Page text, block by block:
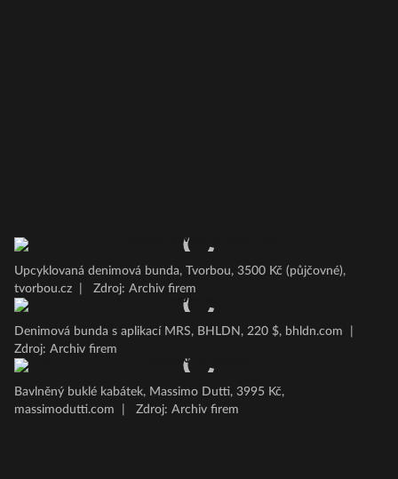
Upcyklovaná denimová bunda, Tvorbou, 3500 Kč (půjčovné),
tvorbou.cz
Zdroj: Archiv firem
Denimová bunda s aplikací MRS, BHLDN, 220 $, bhldn.com
Zdroj: Archiv firem
Bavlněný buklé kabátek, Massimo Dutti, 3995 Kč,
massimodutti.com
Zdroj: Archiv firem